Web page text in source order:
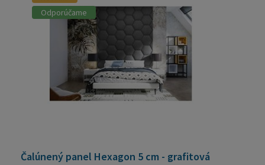
Odporúčame
Čalúnený panel Hexagon 5 cm - grafitová